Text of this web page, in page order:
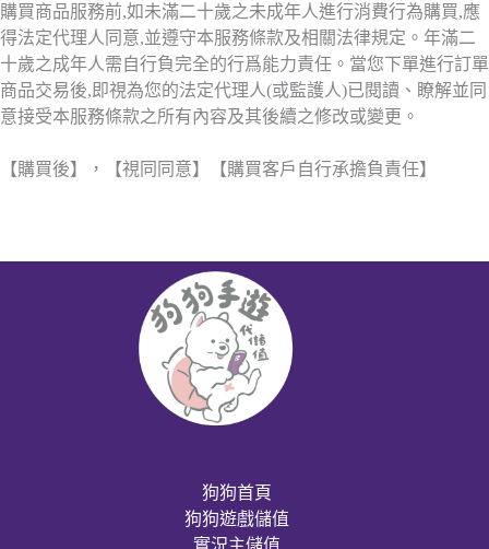
購買商品服務前,如未滿二十歲之未成年人進行消費行為購買,應
得法定代理人同意,並遵守本服務條款及相關法律規定。年滿二
十歲之成年人需自行負完全的行爲能力責任。當您下單進行訂單
商品交易後,即視為您的法定代理人(或監護人)已閱讀、瞭解並同
意接受本服務條款之所有內容及其後續之修改或變更。
【購買後】，【視同同意】【購買客戶自行承擔負責任】
狗狗首頁
狗狗遊戲儲值
實況主儲值